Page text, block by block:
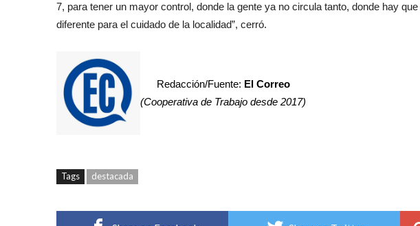
7, para tener un mayor control, donde la gente ya no circula tanto, donde hay
diferente para el cuidado de la localidad”, cerró.
Redacción/Fuente: El Correo
(Cooperativa de Trabajo desde 2017)
Tags destacada